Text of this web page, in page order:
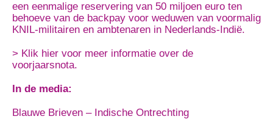
een eenmalige reservering van 50 miljoen euro ten
behoeve van de backpay voor weduwen van voormalig
KNIL-militairen en ambtenaren in Nederlands-Indië.
> Klik hier voor meer informatie over de
voorjaarsnota.
In de media:
Blauwe Brieven – Indische Ontrechting